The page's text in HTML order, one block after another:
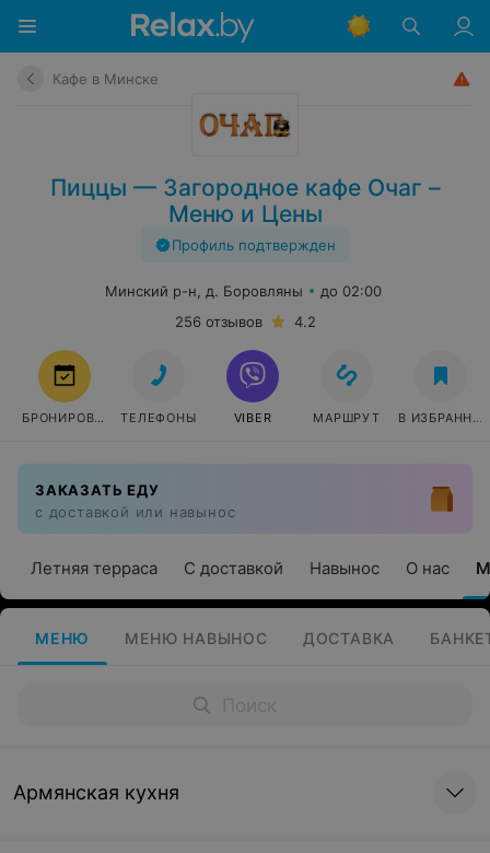
Кафе в Минске
Пиццы — Загородное кафе Очаг –
Меню и Цены
Профиль подтвержден
Летняя терраса С доставкой Навынос О нас
Минский р-н, д. Боровляны
до 02:00
256 отзывов
4.2
БРОНИРОВАТЬ ТЕЛЕФОНЫ VIBER МАРШРУТ В ИЗБРАННОЕ
ЗАКАЗАТЬ ЕДУ
с доставкой или навынос
МЕНЮ МЕНЮ НАВЫНОС ДОСТАВКА
Армянская кухня